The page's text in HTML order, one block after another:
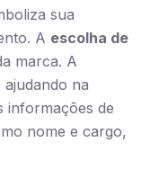
sua
A escolha de
marca. A
na
informações de
nome e cargo,